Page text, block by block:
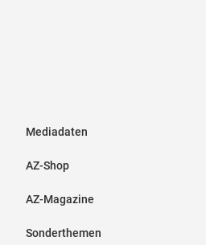
Mediadaten
AZ-Shop
AZ-Magazine
Sonderthemen